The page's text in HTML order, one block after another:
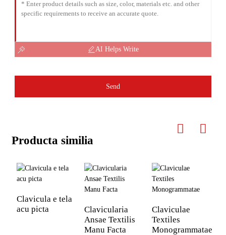
AI Helps Write
Send
Producta similia
Clavicula e tela
acu picta
Clavicularia
Ansae Textilis
Manu Facta
Claviculae
Textiles
Monogrammatae